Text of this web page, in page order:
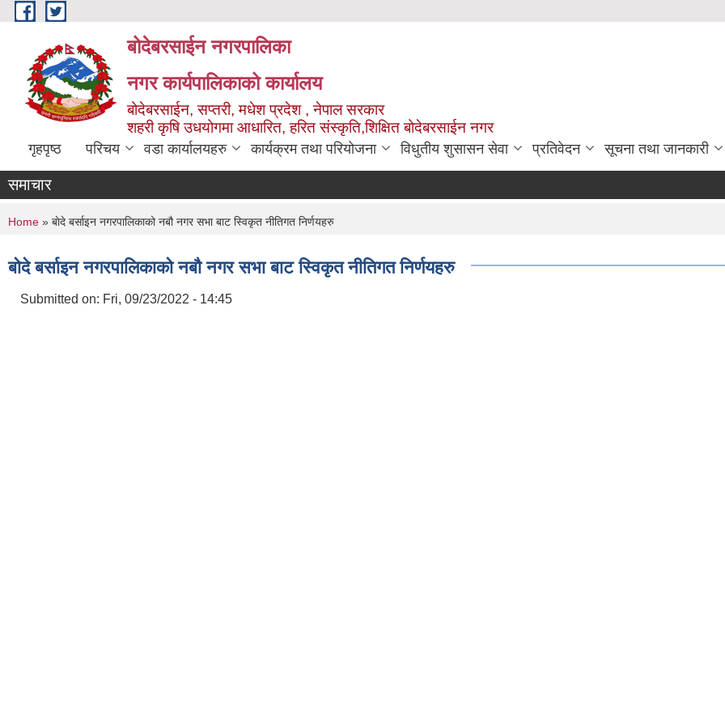
Skip to main content
बोदेबरसाईन नगरपालिका
नगर कार्यपालिकाको कार्यालय
बोदेबरसाईन, सप्तरी, मधेश प्रदेश , नेपाल सरकार
शहरी कृषि उधयोगमा आधारित, हरित संस्कृति,शिक्षित बोदेबरसाईन नगर
गृहपृष्ठ परिचय वडा कार्यालयहरु कार्यक्रम तथा परियोजना विधुतीय शुसासन सेवा प्रतिवेदन सूचना तथा जानकारी
समाचार
You are here
Home » बाेदे बर्साइन नगरपालिकाको नबौ नगर सभा बाट स्विकृत नीतिगत निर्णयहरु
बाेदे बर्साइन नगरपालिकाको नबौ नगर सभा बाट स्विकृत नीतिगत निर्णयहरु
Submitted on: Fri, 09/23/2022 - 14:45